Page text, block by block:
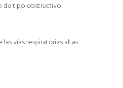
de tipo obstructivo
vías respiratorias altas